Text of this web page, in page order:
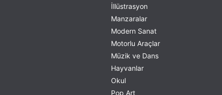
İllüstrasyon
Manzaralar
Modern Sanat
Motorlu Araçlar
Müzik ve Dans
Hayvanlar
Okul
Pop Art